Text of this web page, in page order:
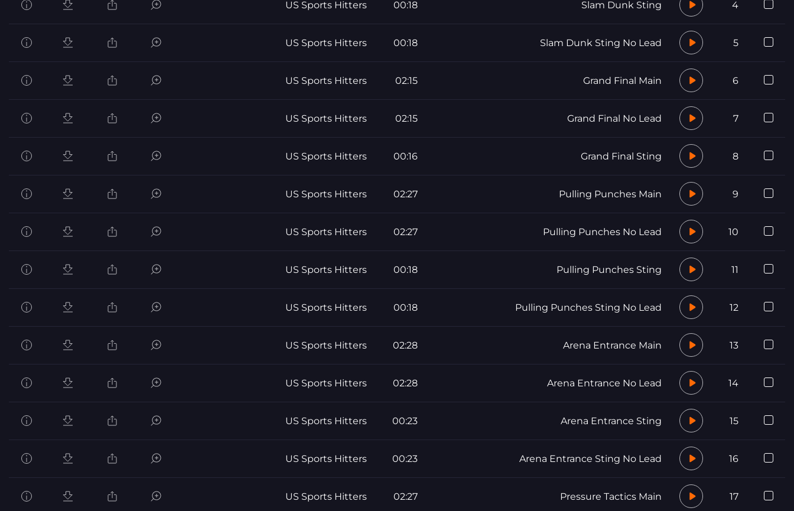
4
Slam Dunk Sting
00:18
US Sports Hitters
5
Slam Dunk Sting No Lead
00:18
US Sports Hitters
6
Grand Final Main
02:15
US Sports Hitters
7
Grand Final No Lead
02:15
US Sports Hitters
8
Grand Final Sting
00:16
US Sports Hitters
9
Pulling Punches Main
02:27
US Sports Hitters
10
Pulling Punches No Lead
02:27
US Sports Hitters
11
Pulling Punches Sting
00:18
US Sports Hitters
12
Pulling Punches Sting No Lead
00:18
US Sports Hitters
13
Arena Entrance Main
02:28
US Sports Hitters
14
Arena Entrance No Lead
02:28
US Sports Hitters
15
Arena Entrance Sting
00:23
US Sports Hitters
16
Arena Entrance Sting No Lead
00:23
US Sports Hitters
17
Pressure Tactics Main
02:27
US Sports Hitters